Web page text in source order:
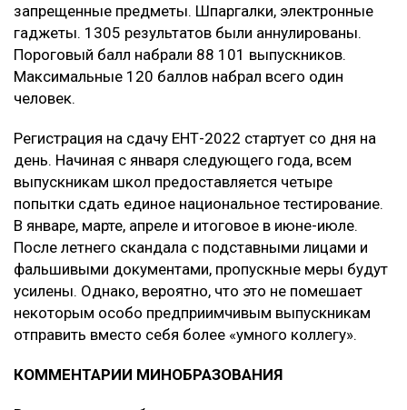
запрещенные предметы. Шпаргалки, электронные
гаджеты. 1305 результатов были аннулированы.
Пороговый балл набрали 88 101 выпускников.
Максимальные 120 баллов набрал всего один
человек.
Регистрация на сдачу ЕНТ-2022 стартует со дня на
день. Начиная с января следующего года, всем
выпускникам школ предоставляется четыре
попытки сдать единое национальное тестирование.
В январе, марте, апреле и итоговое в июне-июле.
После летнего скандала с подставными лицами и
фальшивыми документами, пропускные меры будут
усилены. Однако, вероятно, что это не помешает
некоторым особо предприимчивым выпускникам
отправить вместо себя более «умного коллегу».
КОММЕНТАРИИ МИНОБРАЗОВАНИЯ